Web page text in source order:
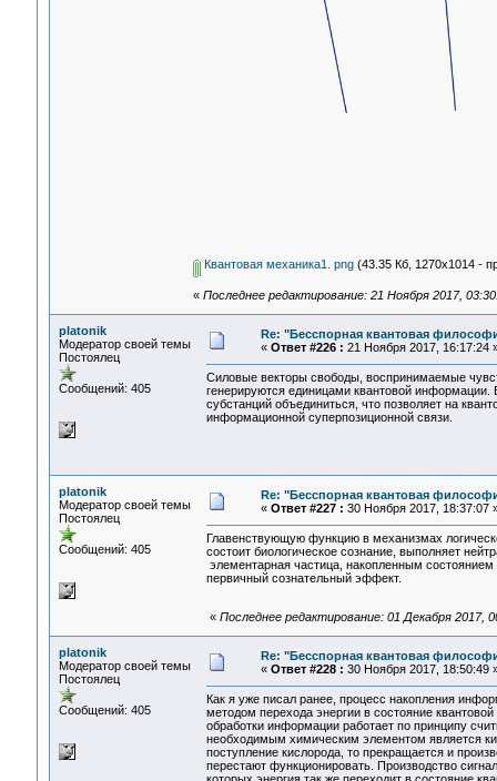
Квантовая механика1. png(43.35 Кб, 1270x1014 -
« Последнее редактирование: 21 Ноября 2017,
platonik
Модератор своей темы
Постоялец
Сообщений: 405
Re: "Бесспорная квантовая
« Ответ #226 : 21 Ноября 2017, 16:17:24
Силовые векторы свободы, воспринимаемые
генерируются единицами квантовой
субстанций объединиться, что позволяет на
информационной суперпозиционной связи.
platonik
Модератор своей темы
Постоялец
Сообщений: 405
Re: "Бесспорная квантовая
« Ответ #227 : 30 Ноября 2017, 18:37:07
Главенствующую функцию в механизмах
состоит биологическое сознание, выполняет
элементарная частица, накопленным состоянием
первичный сознательный эффект.
« Последнее редактирование: 01 Декабря 2017,
platonik
Модератор своей темы
Постоялец
Сообщений: 405
Re: "Бесспорная квантовая
« Ответ #228 : 30 Ноября 2017, 18:50:49
Как я уже писал ранее, процесс накопления
методом перехода энергии в состояние
обработки информации работает по принципу
необходимым химическим элементом является
поступление кислорода, то прекращается и
перестают функционировать. Производство